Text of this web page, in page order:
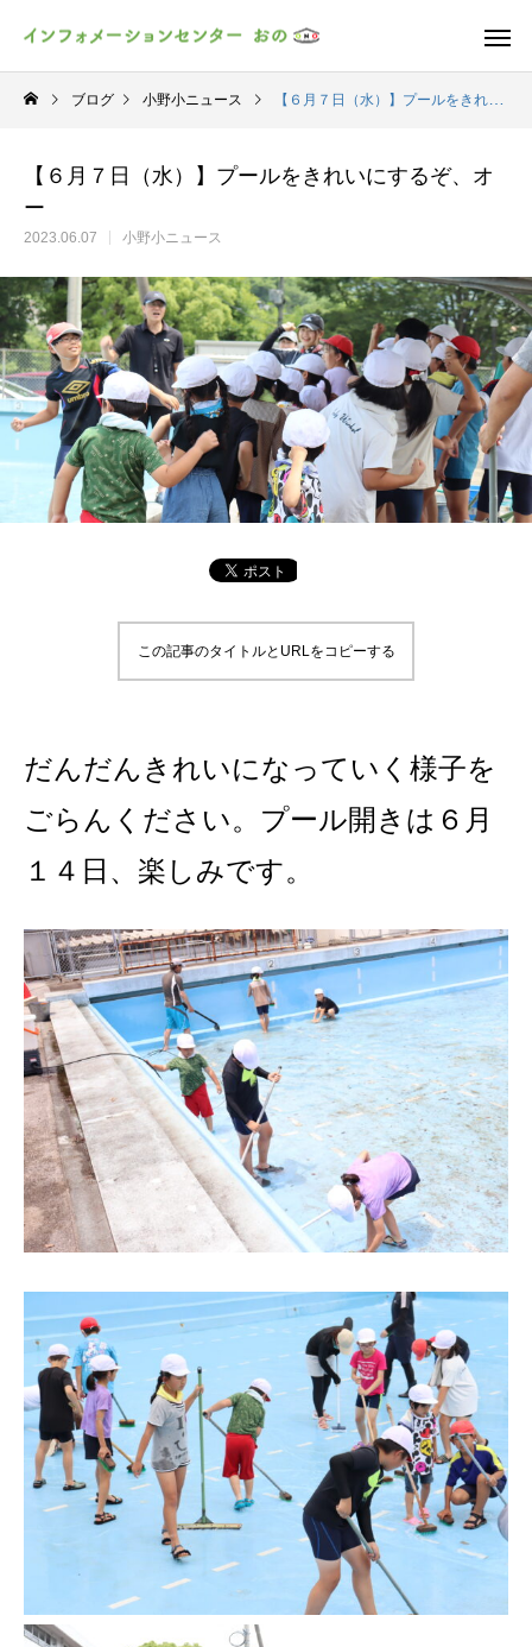
ブログ 小野小ニュース 【６月７日（水）】プールをきれいにするぞ、オー
【６月７日（水）】プールをきれいにするぞ、オ
ー
2023.06.07 小野小ニュース
この記事のタイトルとURLをコピーする
だんだんきれいになっていく様子を
ごらんください。プール開きは６月
１４日、楽しみです。